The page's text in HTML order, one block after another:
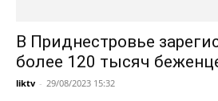
В Приднестровье
более 120 тысяч
liktv - 29/08/2023 15:32